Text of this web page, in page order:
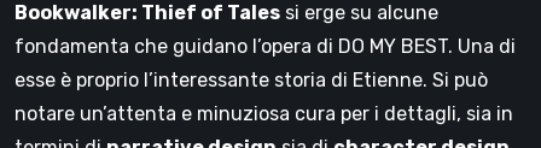
Bookwalker: Thief of Tales si erge su alcune
fondamenta che guidano l’opera di DO MY BEST. Una di
esse è proprio l’interessante storia di Etienne. Si può
notare un’attenta e minuziosa cura per i dettagli, sia in